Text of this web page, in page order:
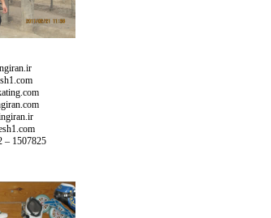
1507825 – 0912